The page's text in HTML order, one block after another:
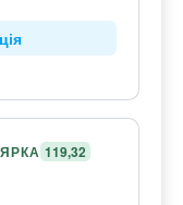
119,32